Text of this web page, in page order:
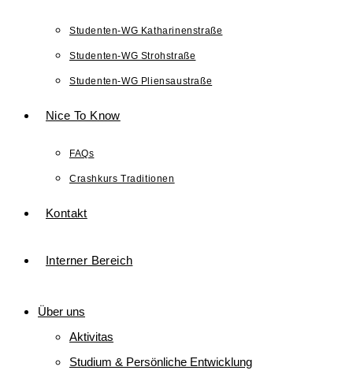
Studenten-WG Katharinenstraße
Studenten-WG Strohstraße
Studenten-WG Pliensaustraße
Nice To Know
FAQs
Crashkurs Traditionen
Kontakt
Interner Bereich
Über uns
Aktivitas
Studium & Persönliche Entwicklung